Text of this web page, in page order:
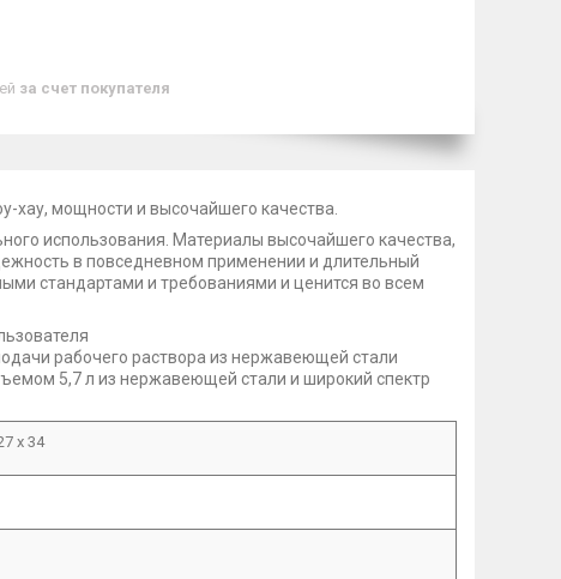
за счет покупателя
хау, мощности и высочайшего качества.
использования. Материалы высочайшего качества,
в повседневном применении и длительный
стандартами и требованиями и ценится во всем
рабочего раствора из нержавеющей стали
5,7 л из нержавеющей стали и широкий спектр
x 34